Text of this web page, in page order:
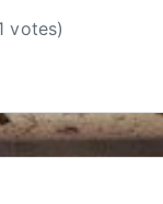
votes)